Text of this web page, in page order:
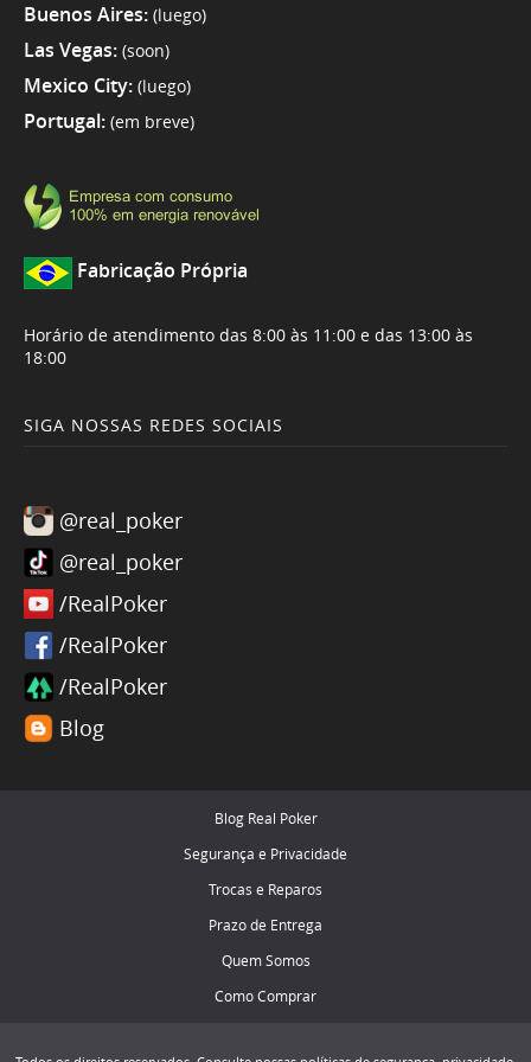
Buenos Aires: (luego)
Las Vegas: (soon)
Mexico City: (luego)
Portugal: (em breve)
Fabricação Própria
Horário de atendimento das 8:00 às 11:00 e das 13:00 às
18:00
SIGA NOSSAS REDES SOCIAIS
@real_poker
@real_poker
/RealPoker
/RealPoker
/RealPoker
Blog
Blog Real Poker
Segurança e Privacidade
Trocas e Reparos
Prazo de Entrega
Quem Somos
Como Comprar